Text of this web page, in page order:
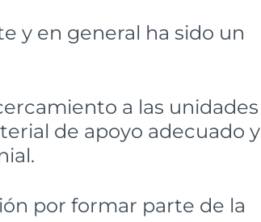
y en general ha sido un
a las unidades
de apoyo adecuado y
por formar parte de la